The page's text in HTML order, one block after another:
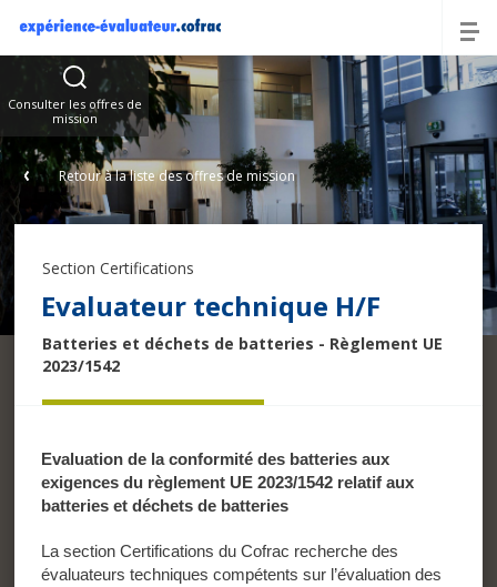
Retour à la liste des offres de mission
Section Certifications
Evaluateur technique H/F
Batteries et déchets de batteries - Règlement UE
2023/1542
Evaluation de la conformité des batteries aux
exigences du règlement UE 2023/1542 relatif aux
batteries et déchets de batteries
La section Certifications du Cofrac recherche des
évaluateurs techniques compétents sur l’évaluation des
Offres
Consulter les offres de
mission